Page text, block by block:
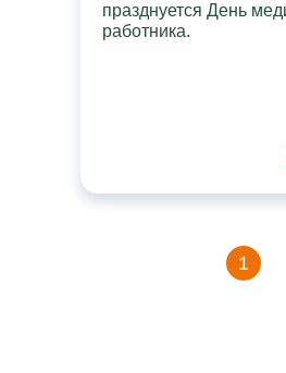
празднуется День
работника.
1